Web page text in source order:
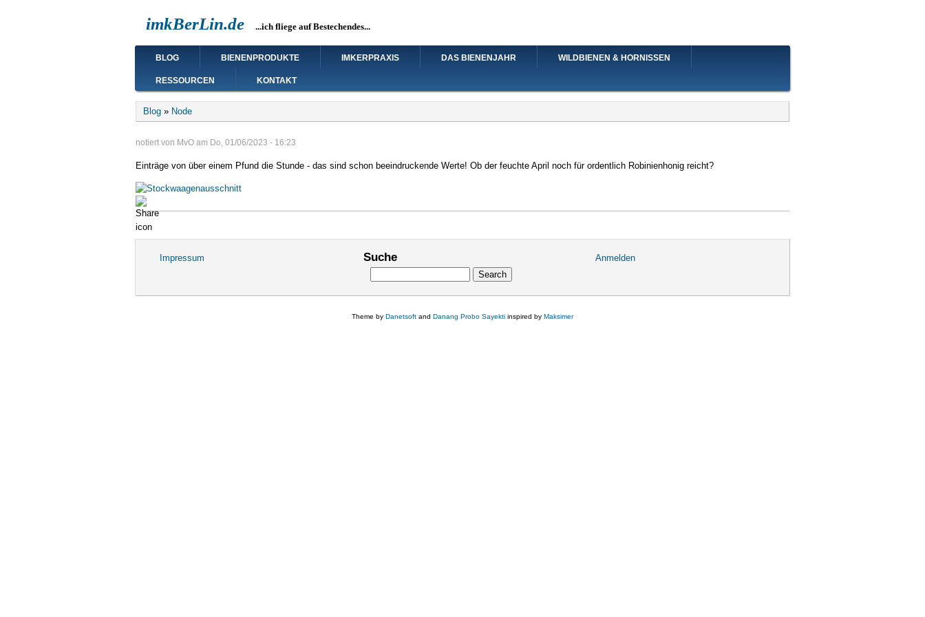
imkBerLin.de ...ich fliege auf Bestechendes...
MainBLOG BIENENPRODUKTE IMKERPRAXIS DAS BIENENJAHR WILDBIENEN & HORNISSEN
RESSOURCEN KONTAKT
Breadcrumb
Blog Node
notiert von MvO am Do, 01/06/2023 - 16:23
Einträge von über einem Pfund die Stunde - das sind schon beeindruckende Werte! Ob der feuchte April noch für ordentlich Robinienhonig reicht?
Fußbereichsmenü
Impressum Suche
menu
Anmelden
Theme by Danetsoft and Danang Probo Sayekti inspired by Maksimer